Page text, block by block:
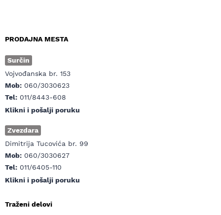
PRODAJNA MESTA
Surčin
Vojvođanska br. 153
Mob: 060/3030623
Tel: 011/8443-608
Klikni i pošalji poruku
Zvezdara
Dimitrija Tucovića br. 99
Mob: 060/3030627
Tel: 011/6405-110
Klikni i pošalji poruku
Traženi delovi